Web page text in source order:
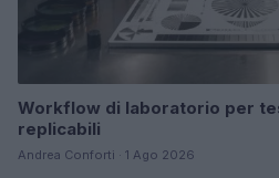
Workflow di laboratorio per
replicabili
Andrea Conforti · 1 Ago 2026